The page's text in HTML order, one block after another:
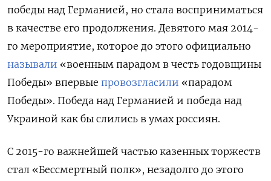
победы над Германией, но стала восприниматься
в качестве его продолжения. Девятого мая 2014-
го мероприятие, которое до этого официально
называли «военным парадом в честь годовщины
Победы» впервые провозгласили «парадом
Победы». Победа над Германией и победа над
Украиной как бы слились в умах россиян.
С 2015-го важнейшей частью казенных торжеств
стал «Бессмертный полк», незадолго до этого